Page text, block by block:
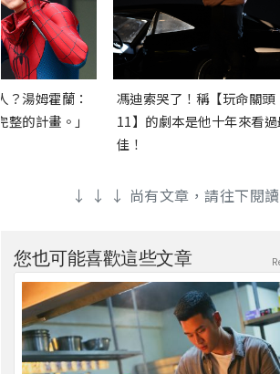
？湯姆霍蘭：
的計畫。」
馮迪索哭了！稱【玩命關頭
11】的劇本是他十年來看
佳！
↓ ↓ ↓ 尚有文章，請往下閱
您也可能喜歡這些文章